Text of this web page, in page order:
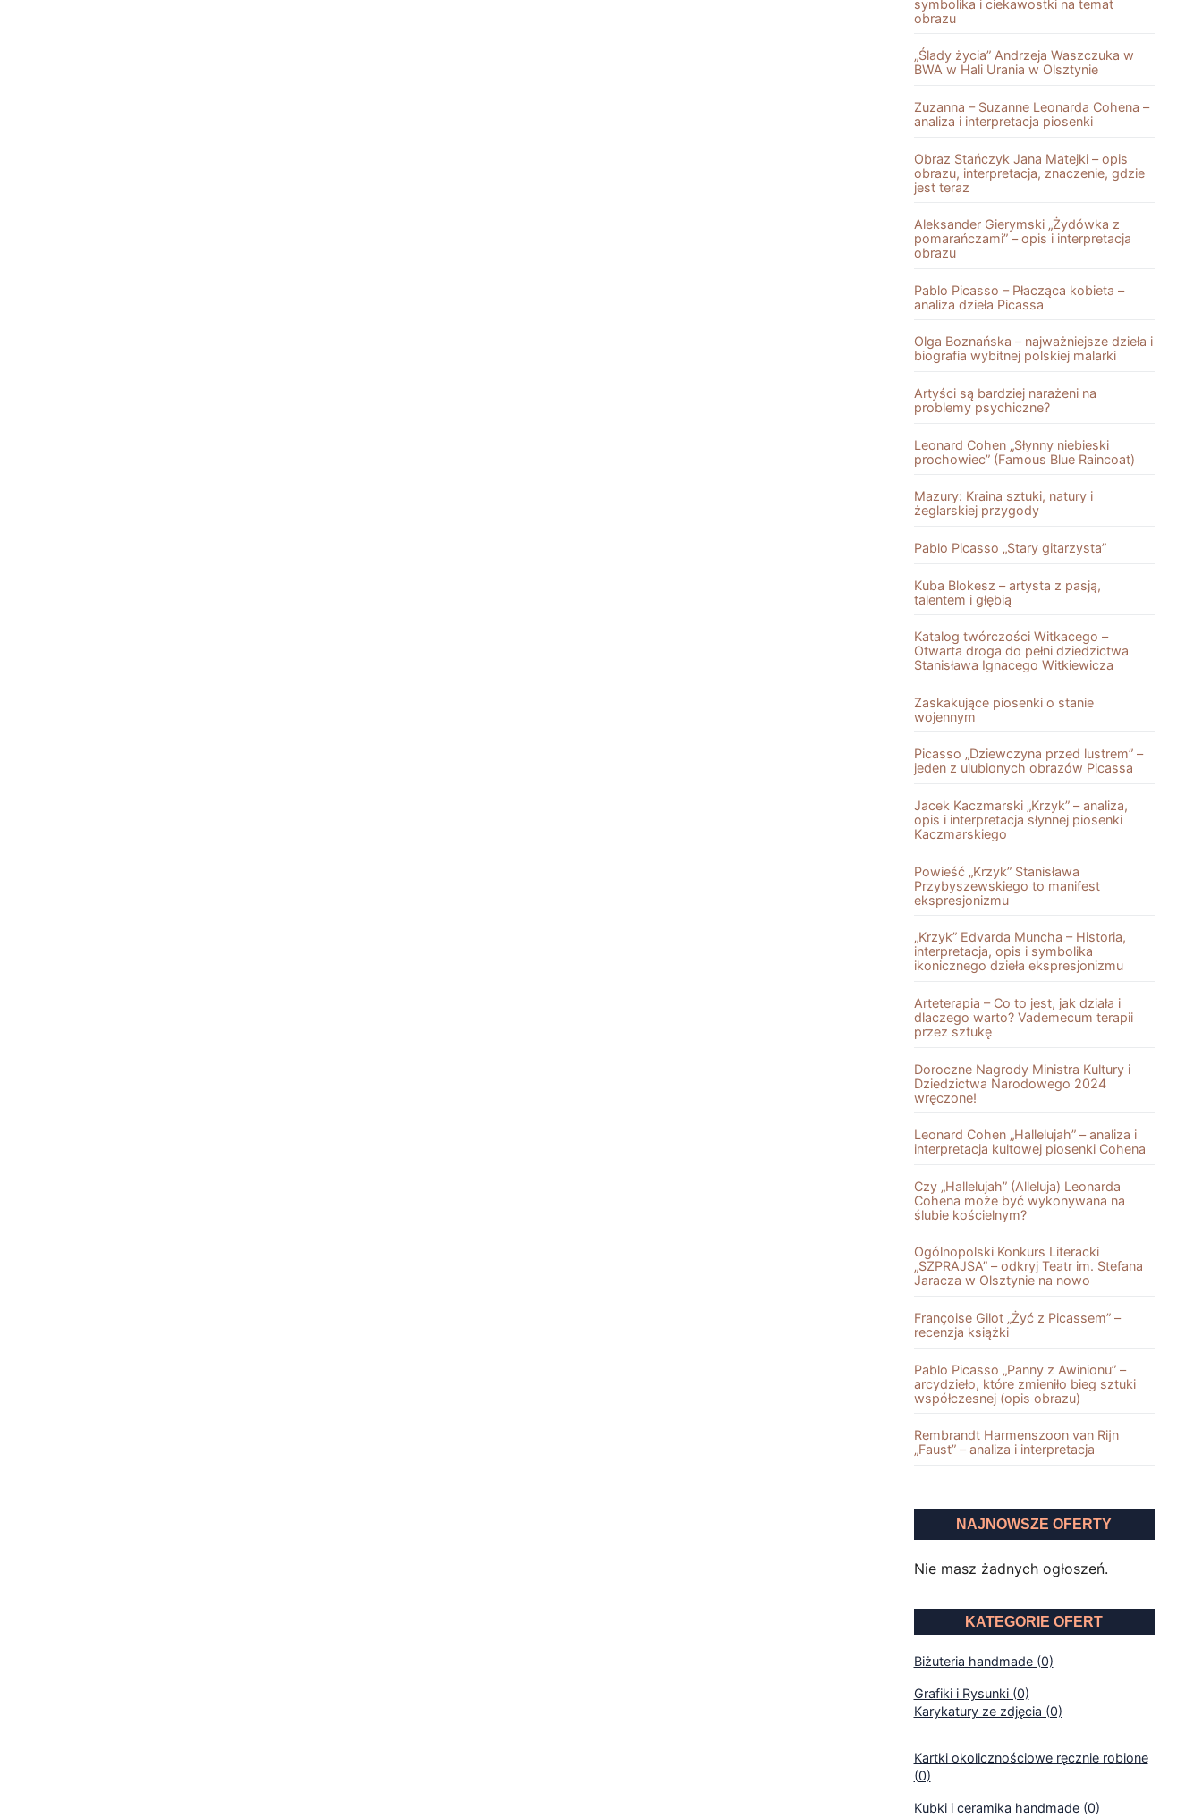
symbolika i ciekawostki na temat
obrazu
„Ślady życia” Andrzeja Waszczuka w
BWA w Hali Urania w Olsztynie
Zuzanna – Suzanne Leonarda Cohena –
analiza i interpretacja piosenki
Obraz Stańczyk Jana Matejki – opis
obrazu, interpretacja, znaczenie, gdzie
jest teraz
Aleksander Gierymski „Żydówka z
pomarańczami” – opis i interpretacja
obrazu
Pablo Picasso – Płacząca kobieta –
analiza dzieła Picassa
Olga Boznańska – najważniejsze dzieła i
biografia wybitnej polskiej malarki
Artyści są bardziej narażeni na
problemy psychiczne?
Leonard Cohen „Słynny niebieski
prochowiec” (Famous Blue Raincoat)
Mazury: Kraina sztuki, natury i
żeglarskiej przygody
Pablo Picasso „Stary gitarzysta”
Kuba Blokesz – artysta z pasją,
talentem i głębią
Katalog twórczości Witkacego –
Otwarta droga do pełni dziedzictwa
Stanisława Ignacego Witkiewicza
Zaskakujące piosenki o stanie
wojennym
Picasso „Dziewczyna przed lustrem” –
jeden z ulubionych obrazów Picassa
Jacek Kaczmarski „Krzyk” – analiza,
opis i interpretacja słynnej piosenki
Kaczmarskiego
Powieść „Krzyk” Stanisława
Przybyszewskiego to manifest
ekspresjonizmu
„Krzyk” Edvarda Muncha – Historia,
interpretacja, opis i symbolika
ikonicznego dzieła ekspresjonizmu
Arteterapia – Co to jest, jak działa i
dlaczego warto? Vademecum terapii
przez sztukę
Doroczne Nagrody Ministra Kultury i
Dziedzictwa Narodowego 2024
wręczone!
Leonard Cohen „Hallelujah” – analiza i
interpretacja kultowej piosenki Cohena
Czy „Hallelujah” (Alleluja) Leonarda
Cohena może być wykonywana na
ślubie kościelnym?
Ogólnopolski Konkurs Literacki
„SZPRAJSA” – odkryj Teatr im. Stefana
Jaracza w Olsztynie na nowo
Françoise Gilot „Żyć z Picassem” –
recenzja książki
Pablo Picasso „Panny z Awinionu” –
arcydzieło, które zmieniło bieg sztuki
współczesnej (opis obrazu)
Rembrandt Harmenszoon van Rĳn
„Faust” – analiza i interpretacja
NAJNOWSZE OFERTY
Nie masz żadnych ogłoszeń.
KATEGORIE OFERT
Biżuteria handmade (0)
Grafiki i Rysunki (0)
Karykatury ze zdjęcia (0)
Kartki okolicznościowe ręcznie robione
(0)
Kubki i ceramika handmade (0)